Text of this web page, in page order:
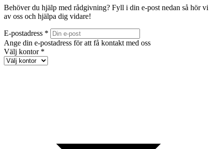
Behöver du hjälp med rådgivning? Fyll i din e-post nedan så hör vi
av oss och hjälpa dig vidare!
E-postadress *
Ange din e-postadress för att få kontakt med oss
Välj kontor *